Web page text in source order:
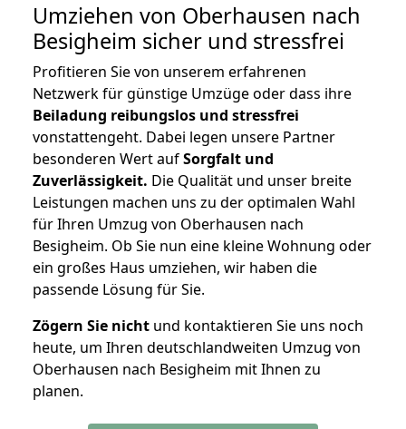
Umziehen von Oberhausen nach
Besigheim sicher und stressfrei
Profitieren Sie von unserem erfahrenen
Netzwerk für günstige Umzüge oder dass ihre
Beiladung reibungslos und stressfrei
vonstattengeht. Dabei legen unsere Partner
besonderen Wert aufSorgfalt und
Zuverlässigkeit. Die Qualität und unser breite
Leistungen machen uns zu der optimalen Wahl
für Ihren Umzug von Oberhausen nach
Besigheim. Ob Sie nun eine kleine Wohnung oder
ein großes Haus umziehen, wir haben die
passende Lösung für Sie.
Zögern Sie nicht und kontaktieren Sie uns noch
heute, um Ihren deutschlandweiten Umzug von
Oberhausen nach Besigheim mit Ihnen zu
planen.